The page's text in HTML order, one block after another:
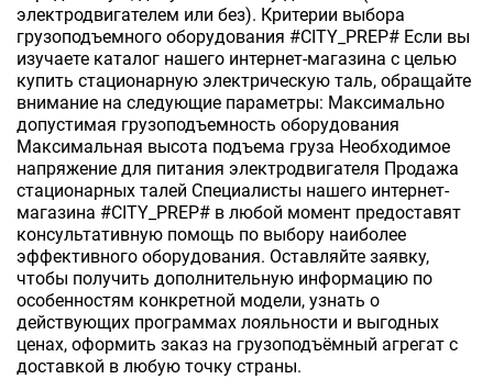
электродвигателем или без). Критерии выбора
грузоподъемного оборудования #CITY_PREP# Если вы
изучаете каталог нашего интернет-магазина с целью
купить стационарную электрическую таль, обращайте
внимание на следующие параметры: Максимально
допустимая грузоподъемность оборудования
Максимальная высота подъема груза Необходимое
напряжение для питания электродвигателя Продажа
стационарных талей Специалисты нашего интернет-
магазина #CITY_PREP# в любой момент предоставят
консультативную помощь по выбору наиболее
эффективного оборудования. Оставляйте заявку,
чтобы получить дополнительную информацию по
особенностям конкретной модели, узнать о
действующих программах лояльности и выгодных
ценах, оформить заказ на грузоподъёмный агрегат с
доставкой в любую точку страны.